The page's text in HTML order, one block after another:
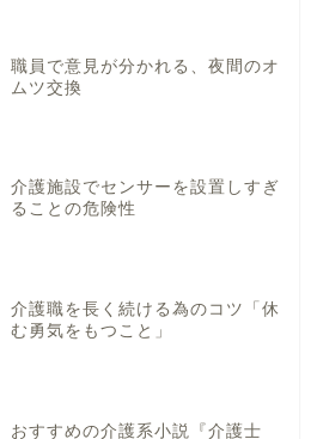
職員で意見が分かれる、夜間のオ
ムツ交換
介護施設でセンサーを設置しすぎ
ることの危険性
介護職を長く続ける為のコツ「休
む勇気をもつこと」
おすすめの介護系小説『介護士